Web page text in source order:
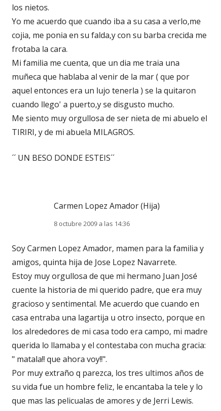
los nietos.
Yo me acuerdo que cuando iba a su casa a verlo,me
cojia, me ponia en su falda,y con su barba crecida me
frotaba la cara.
Mi familia me cuenta, que un dia me traia una
muñeca que hablaba al venir de la mar ( que por
aquel entonces era un lujo tenerla ) se la quitaron
cuando llego' a puerto,y se disgusto mucho.
Me siento muy orgullosa de ser nieta de mi abuelo el
TIRIRI, y de mi abuela MILAGROS.
´´ UN BESO DONDE ESTEIS´´
Carmen Lopez Amador (Hija)
8 octubre 2009 a las 14:36
Soy Carmen Lopez Amador, mamen para la familia y
amigos, quinta hija de Jose Lopez Navarrete.
Estoy muy orgullosa de que mi hermano Juan José
cuente la historia de mi querido padre, que era muy
gracioso y sentimental. Me acuerdo que cuando en
casa entraba una lagartija u otro insecto, porque en
los alrededores de mi casa todo era campo, mi madre
querida lo llamaba y el contestaba con mucha gracia:
" matala!! que ahora voy!!".
Por muy extraño q parezca, los tres ultimos años de
su vida fue un hombre feliz, le encantaba la tele y lo
que mas las pelicualas de amores y de Jerri Lewis.